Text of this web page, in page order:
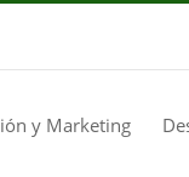
y Marketing